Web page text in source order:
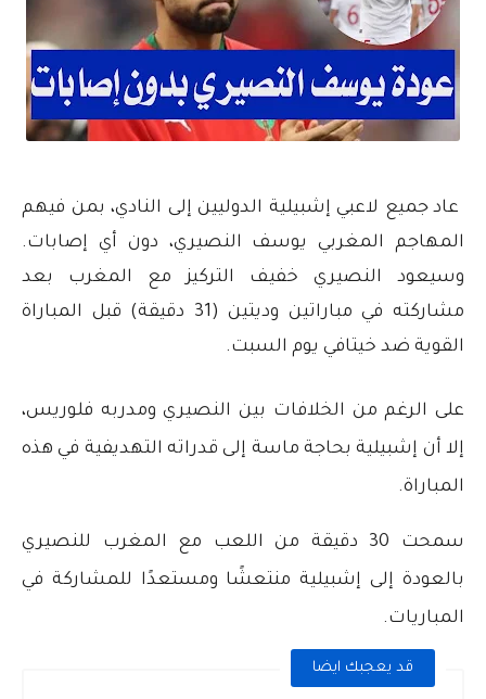
عاد جميع لاعبي إشبيلية الدوليين إلى النادي، بمن فيهم
المهاجم المغربي يوسف النصيري، دون أي إصابات.
وسيعود النصيري خفيف التركيز مع المغرب بعد
مشاركته في مباراتين وديتين (31 دقيقة) قبل المباراة
القوية ضد خيتافي يوم السبت.
على الرغم من الخلافات بين النصيري ومدربه فلوريس،
إلا أن إشبيلية بحاجة ماسة إلى قدراته التهديفية في هذه
المباراة.
سمحت 30 دقيقة من اللعب مع المغرب للنصيري
بالعودة إلى إشبيلية منتعشًا ومستعدًا للمشاركة في
المباريات.
قد يعجبك ايضا